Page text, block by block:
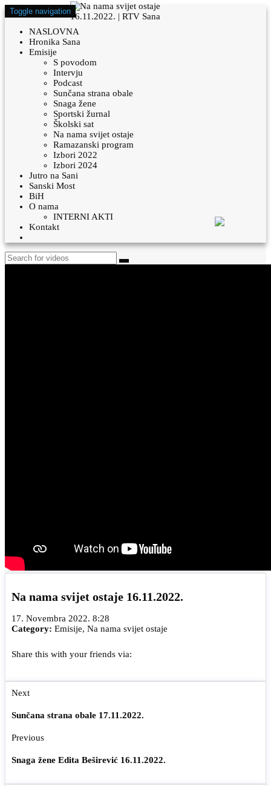
Toggle navigation
NASLOVNA
Hronika Sana
Emisije
S povodom
Intervju
Podcast
Sunčana strana obale
Snaga žene
Sportski žurnal
Školski sat
Na nama svijet ostaje
Ramazanski program
Izbori 2022
Izbori 2024
Jutro na Sani
Sanski Most
BiH
O nama
INTERNI AKTI
Kontakt
Na nama svijet ostaje 16.11.2022.
17. Novembra 2022. 8:28
Category: Emisije, Na nama svijet ostaje
Share this with your friends via:
Next
Sunčana strana obale 17.11.2022.
Previous
Snaga žene Edita Beširević 16.11.2022.